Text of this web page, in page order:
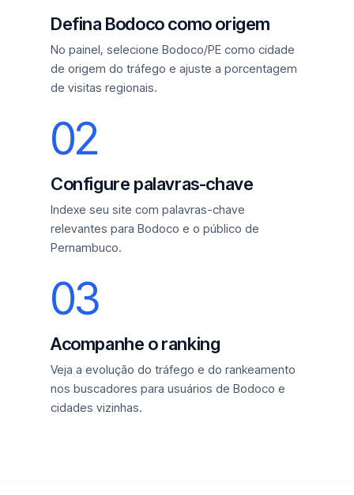
Defina Bodoco como origem
No painel, selecione Bodoco/PE como cidade
de origem do tráfego e ajuste a porcentagem
de visitas regionais.
02
Configure palavras-chave
Indexe seu site com palavras-chave
relevantes para Bodoco e o público de
Pernambuco.
03
Acompanhe o ranking
Veja a evolução do tráfego e do rankeamento
nos buscadores para usuários de Bodoco e
cidades vizinhas.